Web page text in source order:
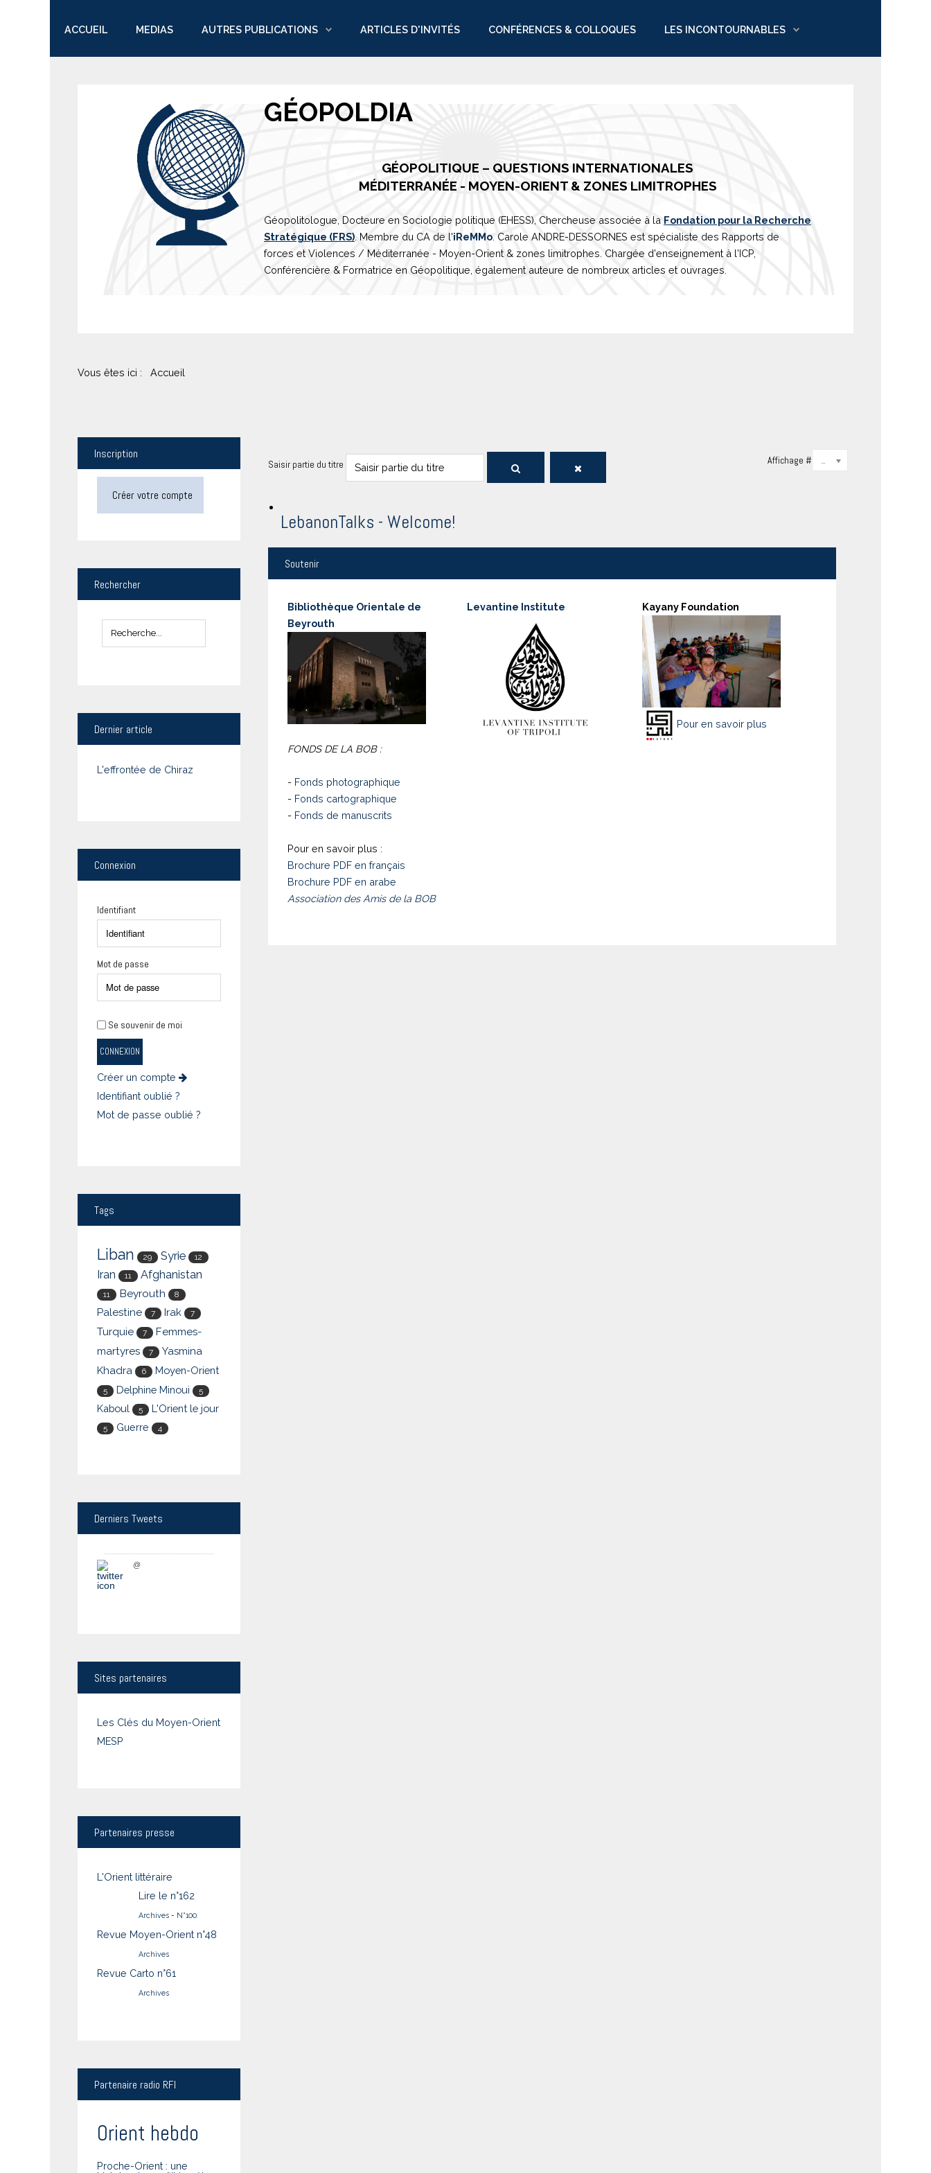
ACCUEIL MEDIAS AUTRES PUBLICATIONS ARTICLES D'INVITÉS CONFÉRENCES & COLLOQUES LES INCONTOURNABLES
GÉOPOLDIA
GÉOPOLITIQUE – QUESTIONS INTERNATIONALES
MÉDITERRANÉE - MOYEN-ORIENT & ZONES LIMITROPHES
Géopolitologue, Docteure en Sociologie politique (EHESS), Chercheuse associée à la Fondation pour la Recherche
Stratégique (FRS) . Membre du CA de l'iReMMo . Carole ANDRE-DESSORNES est spécialiste des Rapports de
forces et Violences / Méditerranée - Moyen-Orient & zones limitrophes. Chargée d'enseignement à l'ICP,
Conférencière & Formatrice en Géopolitique, également auteure de nombreux articles et ouvrages.
Vous êtes ici : Accueil
Saisir partie du titre Affichage # 20
LebanonTalks - Welcome!
Soutenir
Bibliothèque Orientale de
Beyrouth
FONDS DE LA BOB :
- Fonds photographique
- Fonds cartographique
- Fonds de manuscrits
Pour en savoir plus :
Brochure PDF en français
Brochure PDF en arabe
Association des Amis de la BOB
Levantine Institute Kayany Foundation
Pour en savoir plus
Inscription
Créer votre compte
Rechercher
Dernier article
L'effrontée de Chiraz
Connexion
Identifiant
Mot de passe
Se souvenir de moi
CONNEXION
Créer un compte
Identifiant oublié ?
Mot de passe oublié ?
Tags
Liban 29 Syrie 12
Iran 11 Afghanistan
11 Beyrouth 8
Palestine 7 Irak 7
Turquie 7
Femmes-
martyres
7
Yasmina
Khadra
6 Moyen-Orient
5 Delphine Minoui 5
Kaboul 5 L'Orient le jour
5 Guerre 4
Derniers Tweets
@
Sites partenaires
Les Clés du Moyen-Orient
MESP
Partenaires presse
L'Orient littéraire
Lire le n°162
Archives - N°100
Revue Moyen-Orient n°48
Archives
Revue Carto n°61
Archives
Partenaire radio RFI
Orient hebdo
Proche-Orient : une